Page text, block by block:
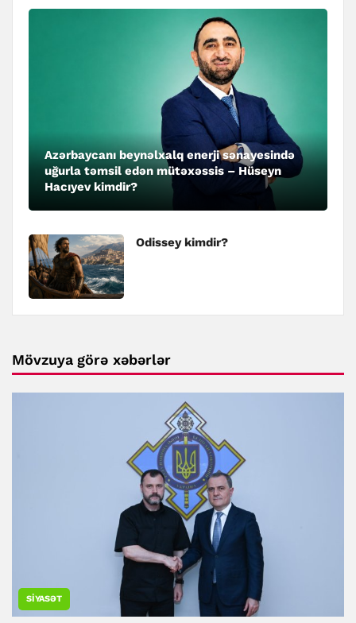
Azərbaycanı beynəlxalq enerji sənayesində
uğurla təmsil edən mütəxəssis – Hüseyn
Hacıyev kimdir?
Odissey kimdir?
Mövzuya görə xəbərlər
SIYASƏT